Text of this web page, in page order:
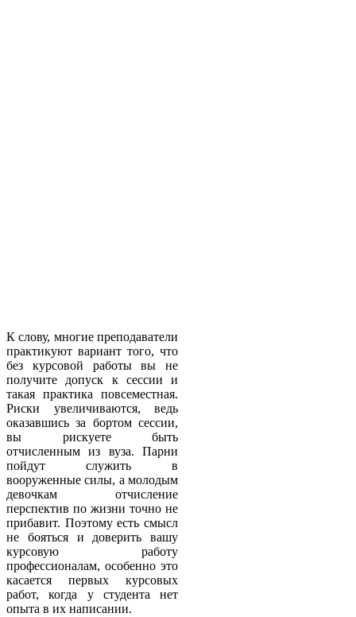
К слову, многие преподаватели
практикуют вариант того, что
без курсовой работы вы не
получите допуск к сессии и
такая практика повсеместная.
Риски увеличиваются, ведь
оказавшись за бортом сессии,
вы рискуете быть
отчисленным из вуза. Парни
пойдут служить в
вооруженные силы, а молодым
девочкам отчисление
перспектив по жизни точно не
прибавит. Поэтому есть смысл
не бояться и доверить вашу
курсовую работу
профессионалам, особенно это
касается первых курсовых
работ, когда у студента нет
опыта в их написании.